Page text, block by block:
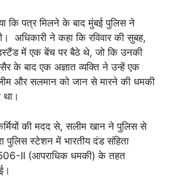
कि पत्र मिलने के बाद मुंबई पुलिस ने
अधिकारी ने कहा कि रविवार की सुबह,
में एक बेंच पर बैठे थे, जो कि उनकी
के बाद एक अज्ञात व्यक्ति ने उन्हें एक
और सलमान को जान से मारने की धमकी
की मदद से, सलीम खान ने पुलिस से
पुलिस स्टेशन में भारतीय दंड संहिता
506-II (आपराधिक धमकी) के तहत